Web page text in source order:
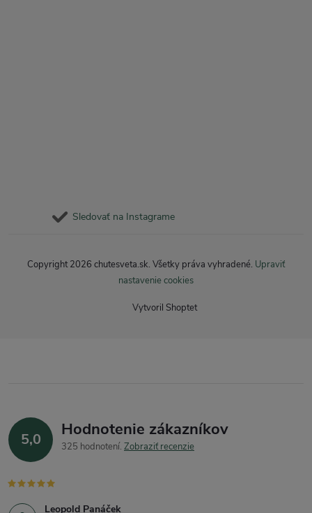
Sledovať na Instagrame
Vytvoril Shoptet
Copyright 2026 chutesveta.sk. Všetky práva vyhradené. Upraviť
nastavenie cookies
5,0 Hodnotenie zákazníkov
325 hodnotení Zobraziť recenzie
Leopold Panáček